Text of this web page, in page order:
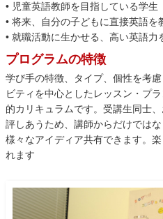
• 児童英語教師を目指している学生
• 将来、自分の子どもに直接英語を
• 就職活動に生かせる、高い英語力
プログラムの特徴
学び手の特徴、タイプ、個性を考
ビティを中心としたレッスン・プ
的カリキュラムです。受講生同士
評しあうため、講師からだけでは
様々なアイディア共有できます。
れます